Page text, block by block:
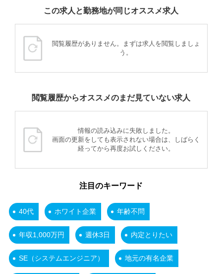
この求人と勤務地が同じオススメ求人
閲覧履歴がありません。まずは求人を閲覧しましょ
う。
閲覧履歴からオススメのまだ見ていない求人
情報の読み込みに失敗しました。
画面の更新をしても表示されない場合は、しばらく
経ってから再度お試しください。
注目のキーワード
40代 ホワイト企業 年齢不問
年収1,000万円 週休3日 内定とりたい
SE（システムエンジニア） 地元の有名企業